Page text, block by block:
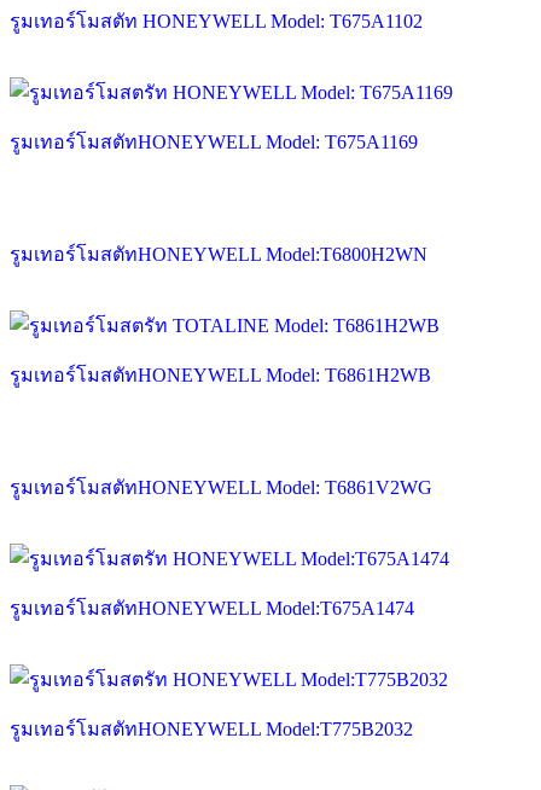
รูมเทอร์โมสตัท HONEYWELL Model: T675A1102
รูมเทอร์โมสตัทHONEYWELL Model: T675A1169
รูมเทอร์โมสตัทHONEYWELL Model:T6800H2WN
รูมเทอร์โมสตัทHONEYWELL Model: T6861H2WB
รูมเทอร์โมสตัทHONEYWELL Model: T6861V2WG
รูมเทอร์โมสตัทHONEYWELL Model:T675A1474
รูมเทอร์โมสตัทHONEYWELL Model:T775B2032